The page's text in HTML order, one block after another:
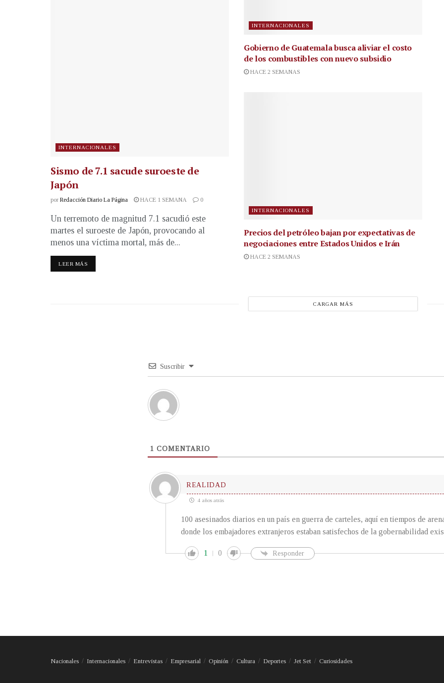
INTERNACIONALES
Sismo de 7.1 sacude suroeste de
Japón
por Redacción Diario La Página HACE 1 SEMANA 0
Un terremoto de magnitud 7.1 sacudió este
martes el suroeste de Japón, provocando al
menos una víctima mortal, más de...
LEER MÁS
INTERNACIONALES
Gobierno de Guatemala busca aliviar el costo
de los combustibles con nuevo subsidio
HACE 2 SEMANAS
INTERNACIONALES
Precios del petróleo bajan por expectativas de
negociaciones entre Estados Unidos e Irán
HACE 2 SEMANAS
CARGAR MÁS
Suscribir
1 COMENTARIO
REALIDAD
4 años atrás
100 asesinados diarios en un país en guerra de carteles, aquí en tiempos de
donde los embajadores extranjeros estaban satisfechos de la gobernabilidad
1 0 Responder
Nacionales Internacionales Entrevistas Empresarial Opinión Cultura Deportes Jet Set Curiosidades